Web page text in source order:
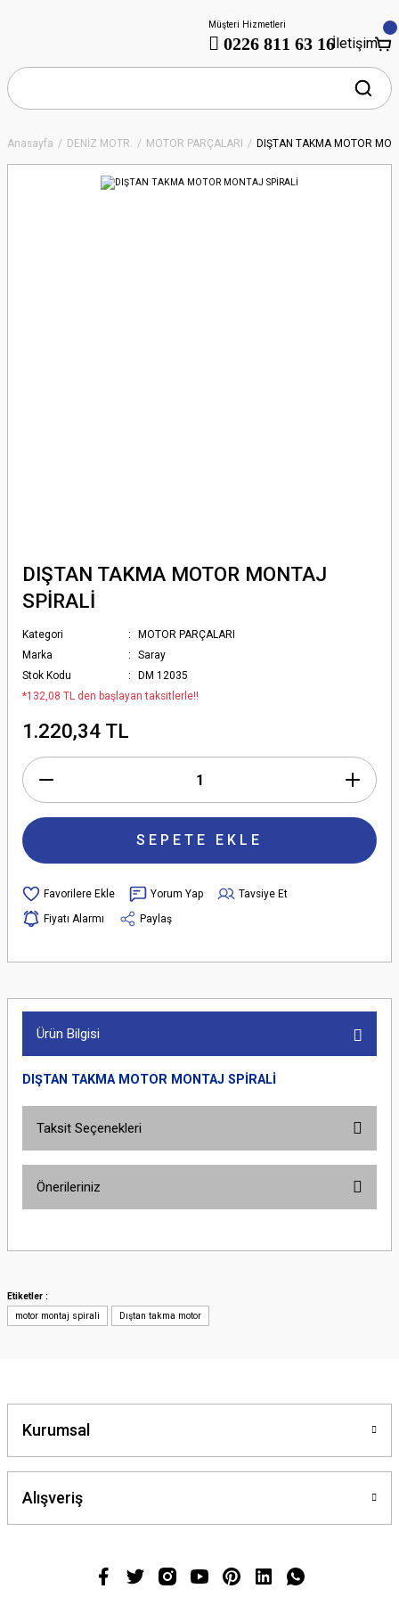
Müşteri Hizmetleri
0226 811 63 16İletişim
Anasayfa DENİZ MOTR. MOTOR PARÇALARI DIŞTAN TAKMA MOTOR
DIŞTAN TAKMA MOTOR MONTAJ
SPİRALİ
Kategori
MOTOR PARÇALARI
Marka
Saray
Stok Kodu
DM 12035
*132,08 TL den başlayan taksitlerle!!
1.220,34 TL
SEPETE EKLE
Yorum Yap
Tavsiye Et
Fiyatı Alarmı
Paylaş
Ürün Bilgisi
DIŞTAN TAKMA MOTOR MONTAJ SPİRALİ
Taksit Seçenekleri
Önerileriniz
yetersiz gördüğünüz noktaları öneri formunu kullanarak tarafımıza
Ürün resmi kalitesiz, bozuk veya görüntülenemiyor.
Ürün fiyatı diğer sitelerden daha pahalı.
Bu ürüne benzer farklı alternatifler olmalı.
Etiketler :
motor montaj spirali
Dıştan takma motor
Kurumsal
Alışveriş